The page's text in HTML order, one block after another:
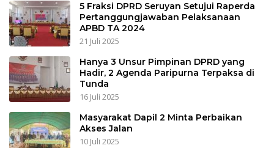
5 Fraksi DPRD Seruyan Setujui Raperda
Pertanggungjawaban Pelaksanaan
APBD TA 2024
21 Juli 2025
Hanya 3 Unsur Pimpinan DPRD yang
Hadir, 2 Agenda Paripurna Terpaksa di
Tunda
16 Juli 2025
Masyarakat Dapil 2 Minta Perbaikan
Akses Jalan
10 Juli 2025